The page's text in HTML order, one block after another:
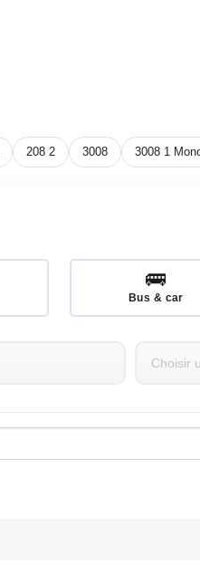
208 2 3008 3008 1
🚌
Bus & car